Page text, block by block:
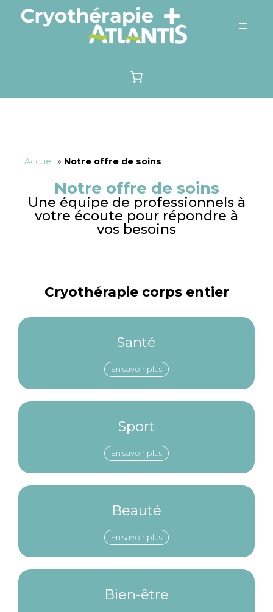
Accueil » Notre offre de soins
Notre offre de soins
Une équipe de professionnels à
votre écoute pour répondre à
vos besoins
Cryothérapie corps entier
Santé
En savoir plus
Sport
En savoir plus
Beauté
En savoir plus
Bien-être